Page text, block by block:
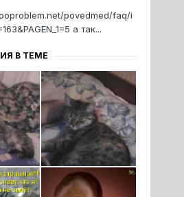
povedmed/faq/i
а так...
В ТЕМЕ